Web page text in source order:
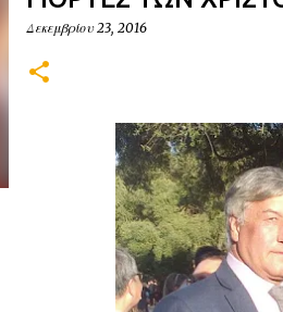
Δεκεμβρίου 23, 2016